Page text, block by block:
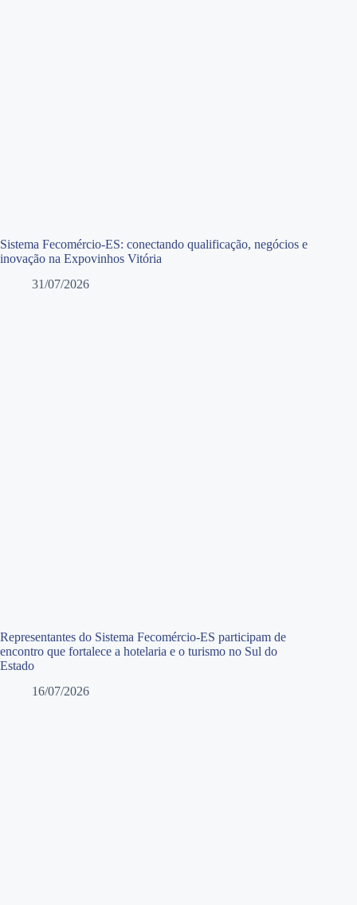
Sistema Fecomércio-ES: conectando qualificação, negócios e
inovação na Expovinhos Vitória
31/07/2026
Representantes do Sistema Fecomércio-ES participam de
encontro que fortalece a hotelaria e o turismo no Sul do
Estado
16/07/2026